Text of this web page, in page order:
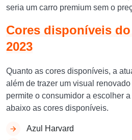
seria um carro premium sem o
Cores disponíveis do
2023
Quanto as cores disponíveis, a
além de trazer um visual
permite o consumidor a escolher
abaixo as cores disponíveis.
Azul Harvard